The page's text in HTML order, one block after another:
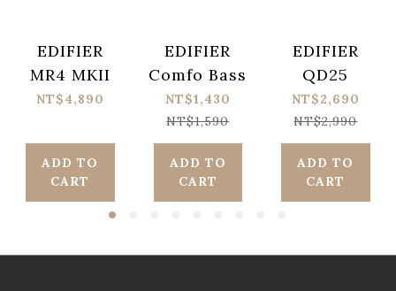
EDIFIER
MR4 MKII
NT$4,890
ADD TO
CART
EDIFIER
Comfo Bass
NT$1,430
NT$1,590
ADD TO
CART
EDIFIER
QD25
NT$2,690
NT$2,990
ADD TO
CART